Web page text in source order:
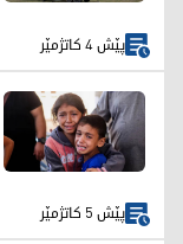
پێش 4 کاتژمێر
پێش 5 کاتژمێر